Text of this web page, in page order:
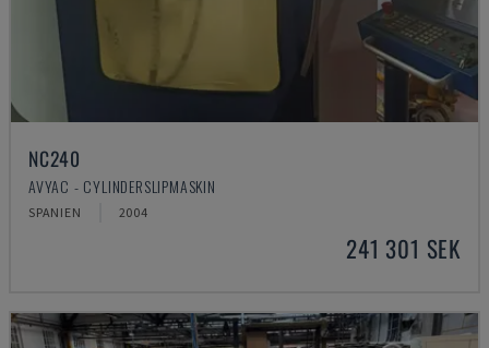
NC240
AVYAC - CYLINDERSLIPMASKIN
SPANIEN 2004
241 301 SEK